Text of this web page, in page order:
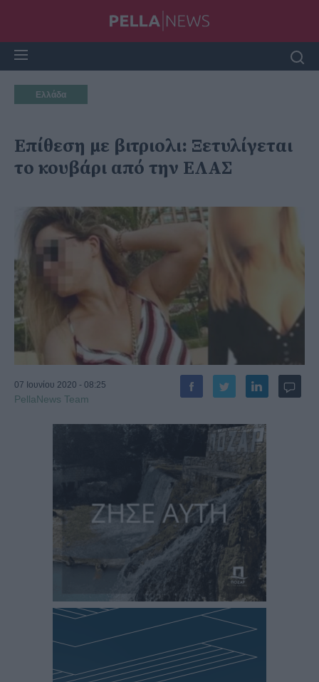
Ελλάδα
Επίθεση με βιτριολι: Ξετυλίγεται
το κουβάρι από την ΕΛΑΣ
07 Ιουνίου 2020 - 08:25
PellaNews Team